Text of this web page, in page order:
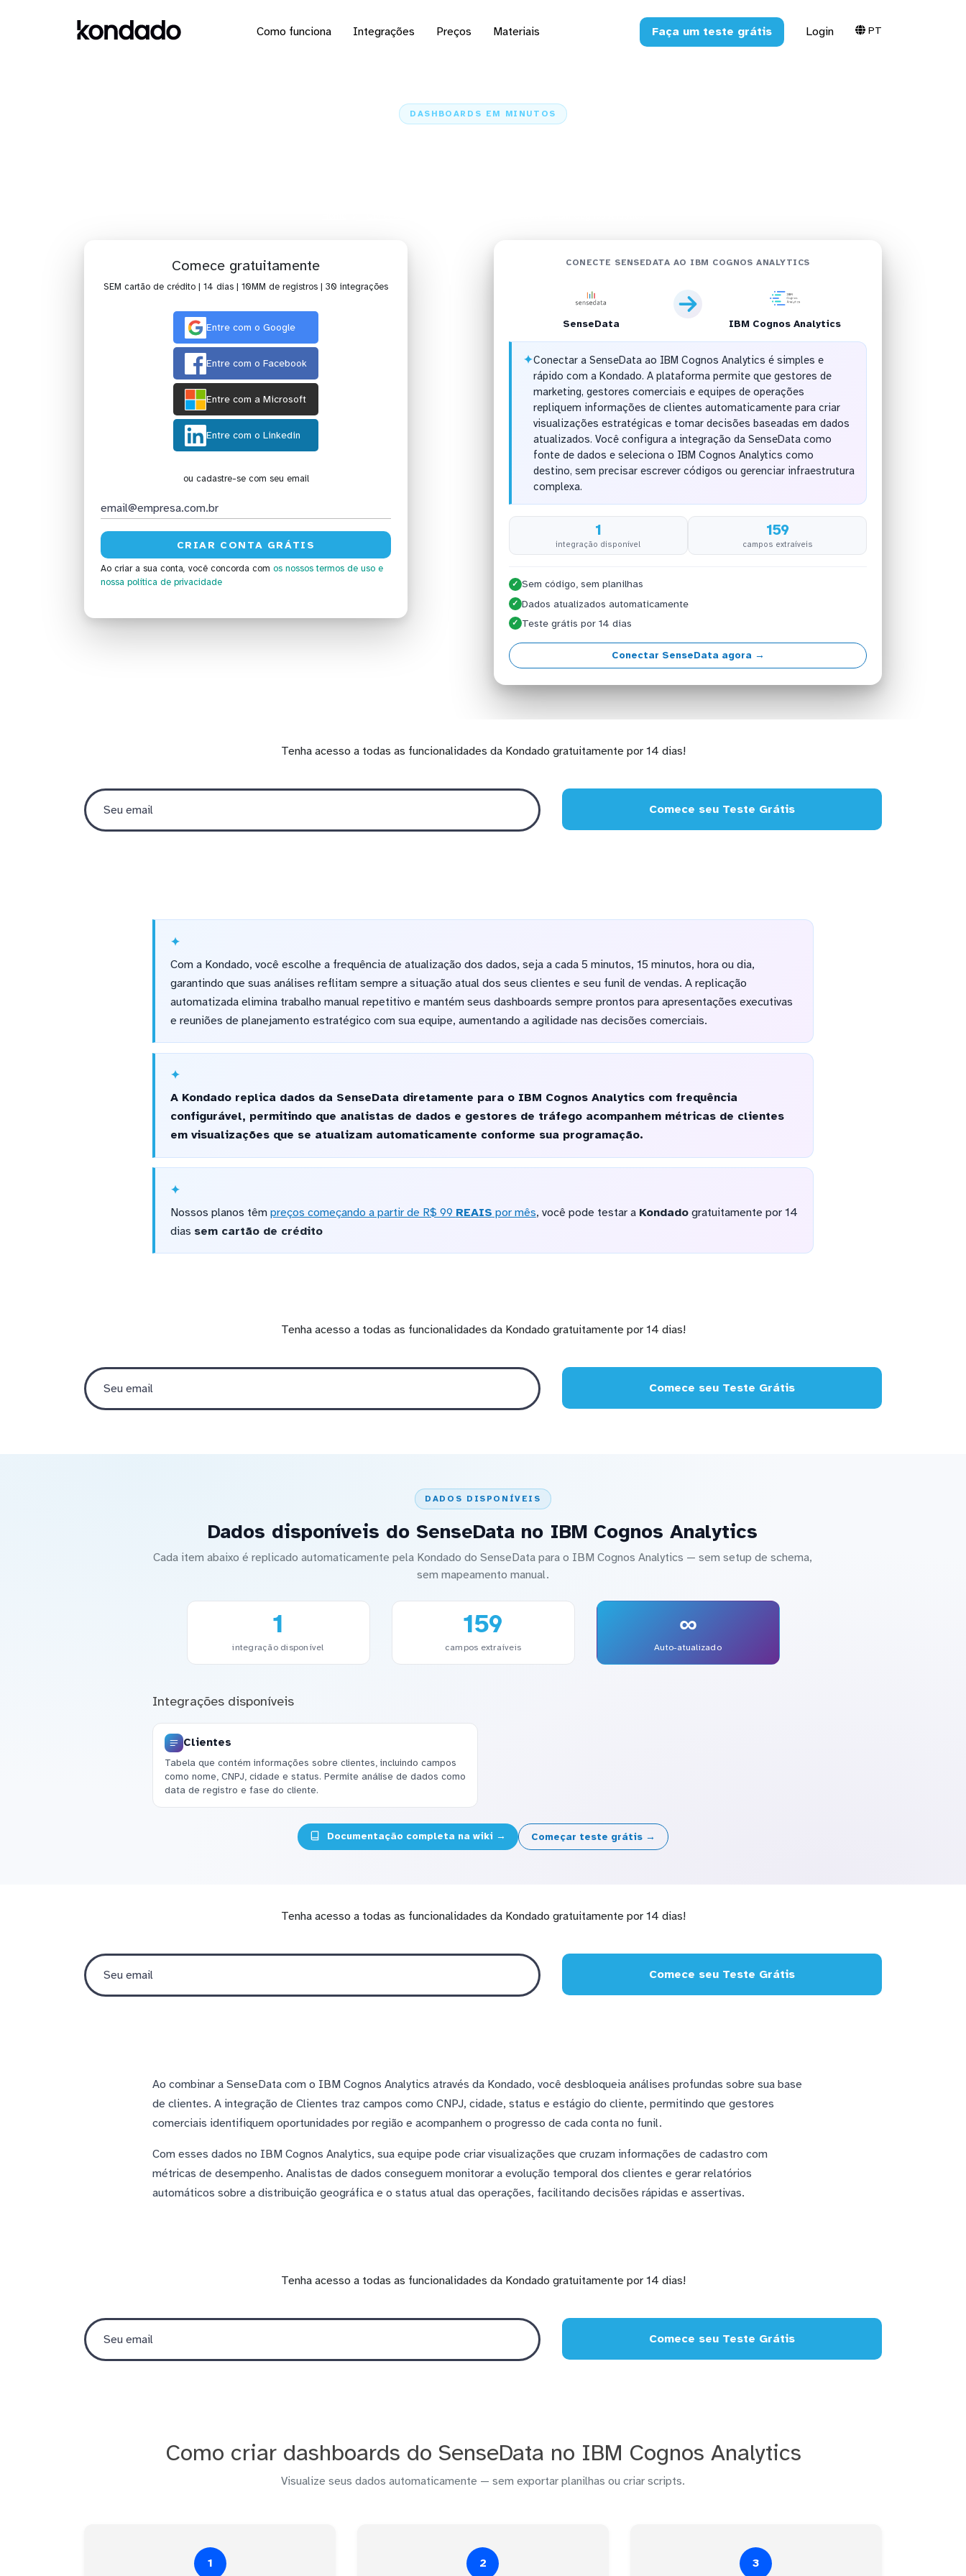
Como funciona Integrações Preços Materiais Faça um teste grátis Login PT
DASHBOARDS EM MINUTOS
Comece gratuitamente
SEM cartão de crédito | 14 dias | 10MM de registros | 30 integrações
Entre com o Google
Entre com o Facebook
Entre com a Microsoft
Entre com o Linkedin
ou cadastre-se com seu email
Ao criar a sua conta, você concorda com os nossos termos de uso e
nossa política de privacidade
CONECTE SENSEDATA AO IBM COGNOS ANALYTICS
SenseData IBM Cognos Analytics
✦Conectar a SenseData ao IBM Cognos Analytics é simples e
rápido com a Kondado. A plataforma permite que gestores de
marketing, gestores comerciais e equipes de operações
repliquem informações de clientes automaticamente para criar
visualizações estratégicas e tomar decisões baseadas em dados
atualizados. Você configura a integração da SenseData como
fonte de dados e seleciona o IBM Cognos Analytics como
destino, sem precisar escrever códigos ou gerenciar infraestrutura
complexa.
1
integração disponível
159
campos extraíveis
✓ Sem código, sem planilhas
✓ Dados atualizados automaticamente
✓ Teste grátis por 14 dias
Conectar SenseData agora →
Tenha acesso a todas as funcionalidades da Kondado gratuitamente por 14 dias!
Comece seu Teste Grátis
Com a Kondado, você escolhe a frequência de atualização dos dados, seja a cada 5 minutos, 15 minutos, hora ou dia,
garantindo que suas análises reflitam sempre a situação atual dos seus clientes e seu funil de vendas. A replicação
automatizada elimina trabalho manual repetitivo e mantém seus dashboards sempre prontos para apresentações executivas
e reuniões de planejamento estratégico com sua equipe, aumentando a agilidade nas decisões comerciais.
A Kondado replica dados da SenseData diretamente para o IBM Cognos Analytics com frequência
configurável, permitindo que analistas de dados e gestores de tráfego acompanhem métricas de clientes
em visualizações que se atualizam automaticamente conforme sua programação.
Nossos planos têm preços começando a partir de R$ 99 REAIS por mês, você pode testar a Kondadogratuitamente por 14
dias sem cartão de crédito
Tenha acesso a todas as funcionalidades da Kondado gratuitamente por 14 dias!
Comece seu Teste Grátis
DADOS DISPONÍVEIS
Dados disponíveis do SenseData no IBM Cognos Analytics
Cada item abaixo é replicado automaticamente pela Kondado do SenseData para o IBM Cognos Analytics — sem setup de schema,
sem mapeamento manual.
1
integração disponível
159
campos extraíveis
∞
Auto-atualizado
Integrações disponíveis
Clientes
Tabela que contém informações sobre clientes, incluindo campos
como nome, CNPJ, cidade e status. Permite análise de dados como
data de registro e fase do cliente.
Documentação completa na wiki → Começar teste grátis →
Tenha acesso a todas as funcionalidades da Kondado gratuitamente por 14 dias!
Comece seu Teste Grátis
Ao combinar a SenseData com o IBM Cognos Analytics através da Kondado, você desbloqueia análises profundas sobre sua base
de clientes. A integração de Clientes traz campos como CNPJ, cidade, status e estágio do cliente, permitindo que gestores
comerciais identifiquem oportunidades por região e acompanhem o progresso de cada conta no funil.
Com esses dados no IBM Cognos Analytics, sua equipe pode criar visualizações que cruzam informações de cadastro com
métricas de desempenho. Analistas de dados conseguem monitorar a evolução temporal dos clientes e gerar relatórios
automáticos sobre a distribuição geográfica e o status atual das operações, facilitando decisões rápidas e assertivas.
Tenha acesso a todas as funcionalidades da Kondado gratuitamente por 14 dias!
Comece seu Teste Grátis
Como criar dashboards do SenseData no IBM Cognos Analytics
Visualize seus dados automaticamente — sem exportar planilhas ou criar scripts.
1 2 3